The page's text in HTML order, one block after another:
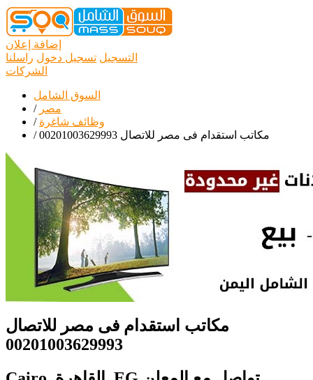
إضافة إعلان
التسجيل تسجيل دخول راسلنا
الشركات
السوق الشامل
/ مصر
/ وظائف شاغرة
/
مكاتب استقدام فى مصر للاتصال 00201003629993
مكاتب استقدام فى مصر للاتصال
00201003629993